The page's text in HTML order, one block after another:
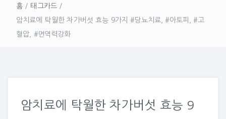
홈 / 태그카드 /
암치료에 탁월한 차가버섯 효능 9가지 #당뇨치료, #아토피, #고
혈압, #면역력강화
암치료에 탁월한 차가버섯 효능 9